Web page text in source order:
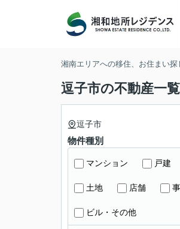
湘南エリアへの移住、お住まい
逗子市の不動産一覧
逗子市
物件種別
マンション 戸建
土地 店舗
ビル・その他